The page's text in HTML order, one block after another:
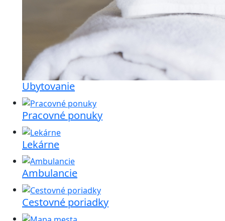
Ubytovanie
Pracovné ponuky
Lekárne
Ambulancie
Cestovné poriadky